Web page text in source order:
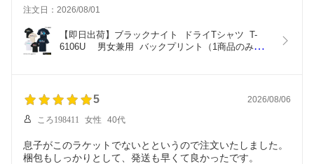
注文日：2026/08/01
【即日出荷】ブラックナイト  ドライTシャツ  T-
6106U 　男女兼用  バックプリント（1商品のみネ
5 2026/08/06
ころ198411 女性 40代
息子がこのラケットでないとというので注文いたしました。
梱包もしっかりとして、発送も早くて良かったです。